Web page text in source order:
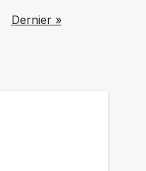
Last page
Dernier »